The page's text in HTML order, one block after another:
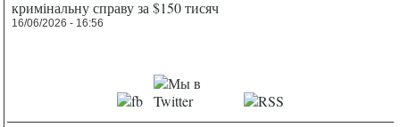
кримінальну справу за $150 тисяч
16/06/2026 - 16:56